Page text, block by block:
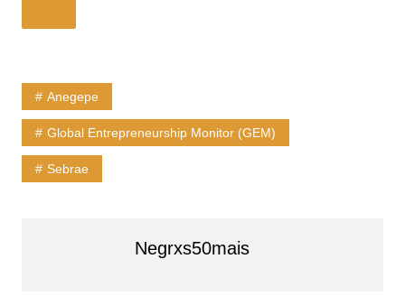
Anegepe
Global Entrepreneurship Monitor (GEM)
Sebrae
Negrxs50mais